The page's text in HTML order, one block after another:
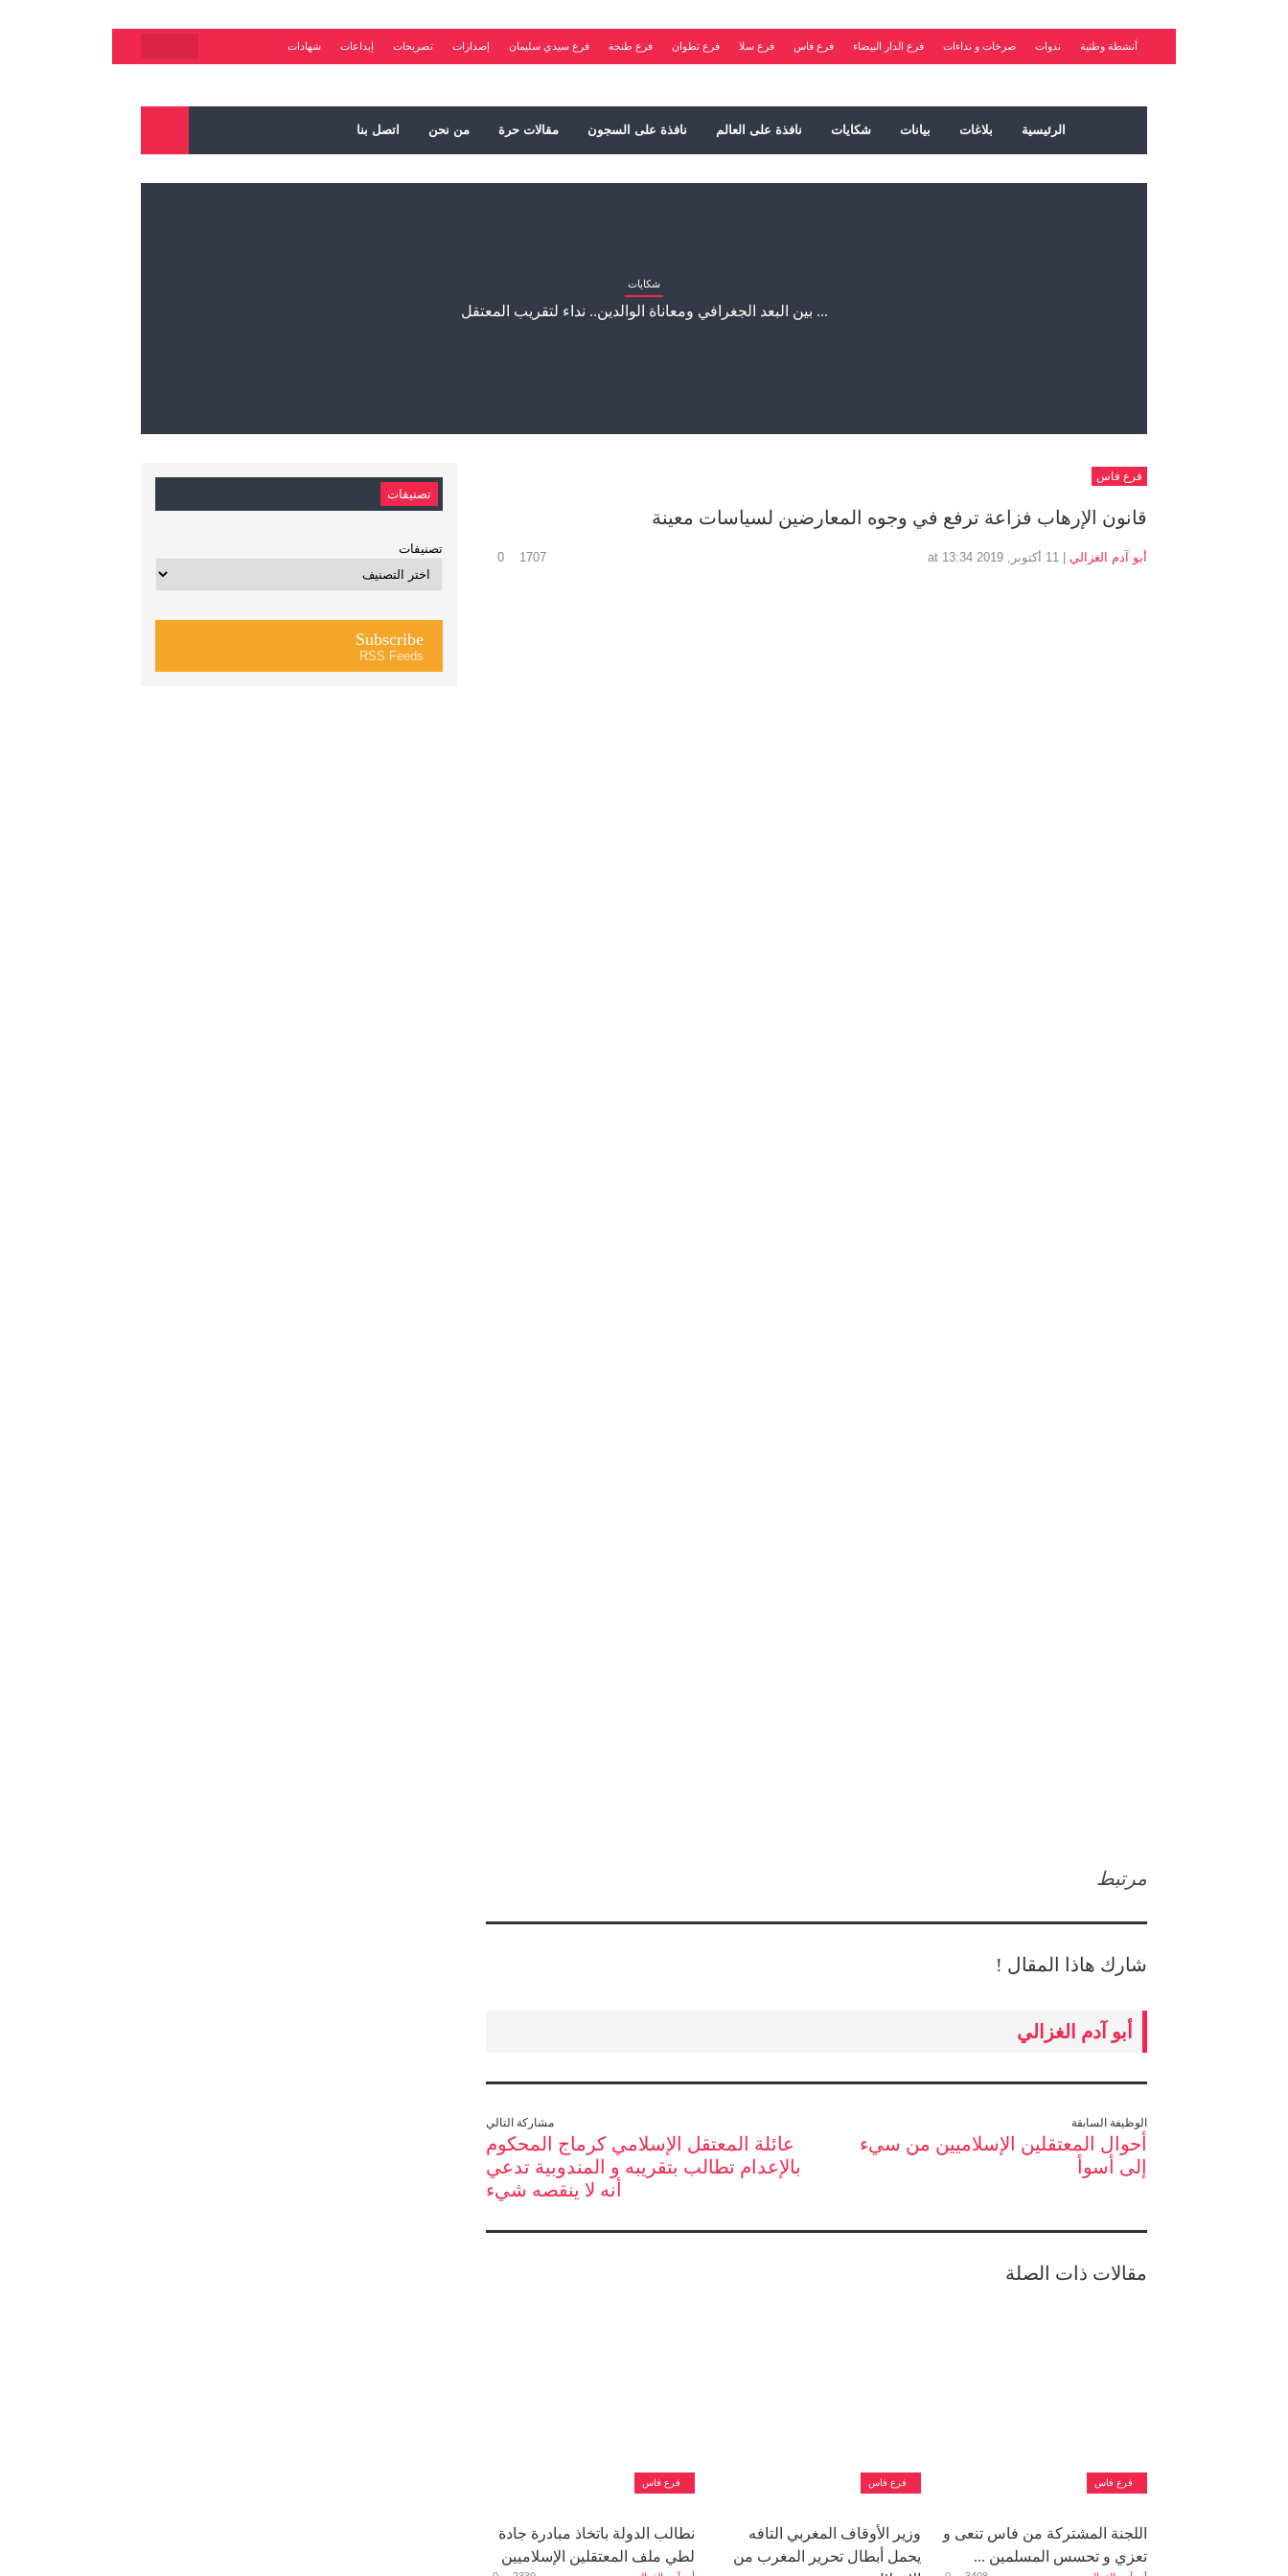
أنشطة وطنية ندوات صرخات و نداءات فرع الدار البيضاء فرع فاس فرع سلا فرع تطوان فرع طنجة فرع سيدي سليمان إصدارات تصريحات إبداعات شهادات
الرئيسية بلاغات بيانات شكايات نافذة على العالم نافذة على السجون مقالات حرة من نحن اتصل بنا
شكايات
بين البعد الجغرافي ومعاناة الوالدين.. نداء لتقريب المعتقل ...
شكايات
فرع فاس
قانون الإرهاب فزاعة ترفع في وجوه المعارضين لسياسات معينة
أبو آدم الغزالي 1707
0
مرتبط
شارك هاذا المقال !
أبو آدم الغزالي
الوظيفة السابقة
أحوال المعتقلين الإسلاميين من سيء
إلى أسوأ
مشاركة التالي
عائلة المعتقل الإسلامي كرماج المحكوم
بالإعدام تطالب بتقريبه و المندوبية تدعي
أنه لا ينقصه شيء
مقالات ذات الصلة
فرع فاس
اللجنة المشتركة من فاس تنعى و
تعزي و تحسس المسلمين ...
فرع فاس
وزير الأوقاف المغربي التافه
يحمل أبطال تحرير المغرب من
فرع فاس
نطالب الدولة باتخاذ مبادرة جادة
لطي ملف المعتقلين الإسلاميين
تصنيفات
تصنيفات
Subscribe
RSS Feeds